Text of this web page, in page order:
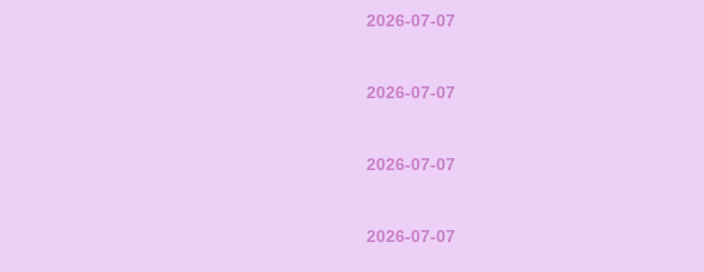
2026-07-07
2026-07-07
2026-07-07
2026-07-07